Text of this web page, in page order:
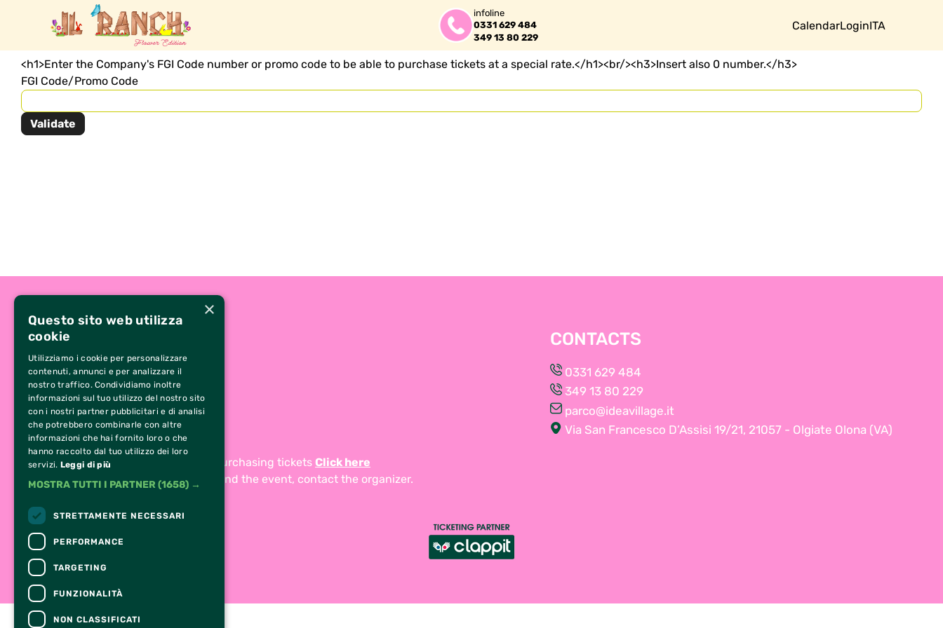
infoline
0331 629 484
349 13 80 229
CalendarLoginITA
<h1>Enter the Company's FGI Code number or promo code to be able to purchase tickets at a special rate.</h1><br/><h3>Insert also 0 number.</h3>
FGI Code/Promo Code
CONTACTS
0331 629 484
349 13 80 229
parco@ideavillage.it
Via San Francesco D’Assisi 19/21, 21057 - Olgiate Olona (VA)
For information and support in purchasing tickets Click here
For information on the program and the event, contact the organizer.
×
Questo sito web utilizza
cookie
Utilizziamo i cookie per personalizzare
contenuti, annunci e per analizzare il
nostro traffico. Condividiamo inoltre
informazioni sul tuo utilizzo del nostro sito
con i nostri partner pubblicitari e di analisi
che potrebbero combinarle con altre
informazioni che hai fornito loro o che
hanno raccolto dal tuo utilizzo dei loro
servizi. Leggi di più
MOSTRA TUTTI I PARTNER (1658) →
STRETTAMENTE NECESSARI
PERFORMANCE
TARGETING
FUNZIONALITÀ
NON CLASSIFICATI